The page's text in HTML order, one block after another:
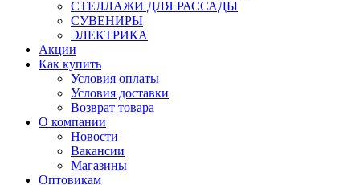
СТЕЛЛАЖИ ДЛЯ РАССАДЫ
СУВЕНИРЫ
ЭЛЕКТРИКА
Акции
Как купить
Условия оплаты
Условия доставки
Возврат товара
О компании
Новости
Вакансии
Магазины
Оптовикам